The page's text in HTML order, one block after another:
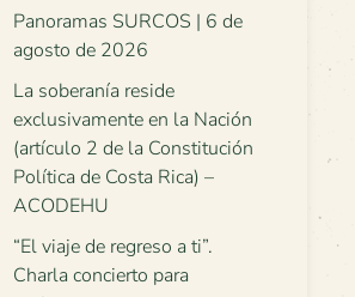
Panoramas SURCOS | 6 de
agosto de 2026
La soberanía reside
exclusivamente en la Nación
(artículo 2 de la Constitución
Política de Costa Rica) –
ACODEHU
“El viaje de regreso a ti”.
Charla concierto para